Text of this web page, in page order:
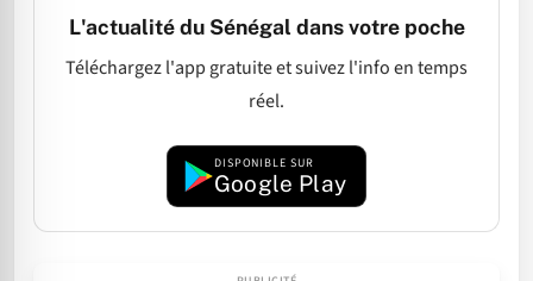
L'actualité du Sénégal dans votre poche
Téléchargez l'app gratuite et suivez l'info en temps
réel.
DISPONIBLE SUR
Google Play